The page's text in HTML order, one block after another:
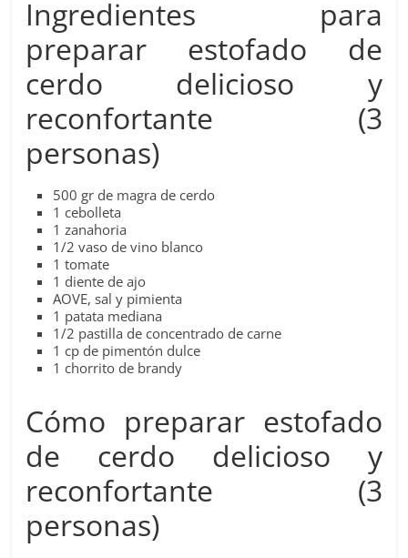
Ingredientes para
preparar estofado de
cerdo delicioso y
reconfortante (3
personas)
500 gr de magra de cerdo
1 cebolleta
1 zanahoria
1/2 vaso de vino blanco
1 tomate
1 diente de ajo
AOVE, sal y pimienta
1 patata mediana
1/2 pastilla de concentrado de carne
1 cp de pimentón dulce
1 chorrito de brandy
Cómo preparar estofado
de cerdo delicioso y
reconfortante (3
personas)